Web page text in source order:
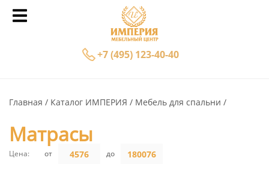
+7 (495) 123-40-40
Главная Каталог ИМПЕРИЯ Мебель для спальни
Матрасы
Цена: от до